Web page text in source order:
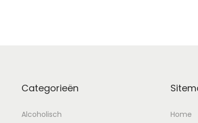
Categorieën
Alcoholisch Home